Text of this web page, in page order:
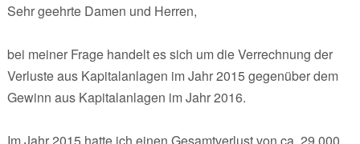
Sehr geehrte Damen und Herren,
bei meiner Frage handelt es sich um die Verrechnung der
Verluste aus Kapitalanlagen im Jahr 2015 gegenüber dem
Gewinn aus Kapitalanlagen im Jahr 2016.
Im Jahr 2015 hatte ich einen Gesamtverlust von ca. 29.000